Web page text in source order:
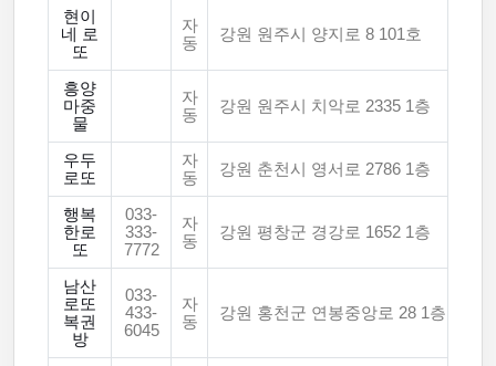
현이
네 로
또
자
동
강원 원주시 양지로 8 101호
흥양
마중
물
자
동
강원 원주시 치악로 2335 1층
우두
로또
자
동
강원 춘천시 영서로 2786 1층
행복
한로
또
033-
333-
7772
자
동
강원 평창군 경강로 1652 1층
남산
로또
복권
방
033-
433-
6045
자
동
강원 홍천군 연봉중앙로 28 1층